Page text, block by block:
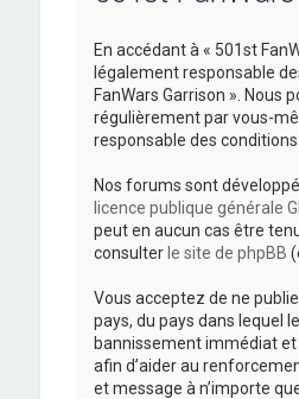
En accédant à « 501st
légalement responsable
FanWars Garrison ».
régulièrement par vous-
responsable des
Nos forums sont
licence publique générale
peut en aucun cas être
consulter le site de phpBB
Vous acceptez de ne
pays, du pays dans lequel
bannissement immédiat et
afin d’aider au
et message à n’importe